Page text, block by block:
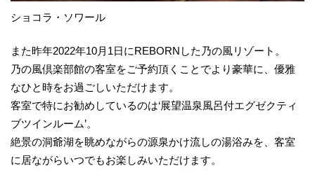
ショコラ・ソワール
また昨年2022年10月1日にREBORNした乃の風リゾート。
乃の風倶楽部館の客室をご予約頂くことでより豪華に、優雅
なひと時をお過ごしいただけます。
客室で特にお勧めしているのは‘展望温泉風呂付エグゼクティ
ブツインルーム’。
絶景の洞爺湖を眺めながらの源泉かけ流しの湯浴みを、客室
に居ながらいつでもお楽しみいただけます。